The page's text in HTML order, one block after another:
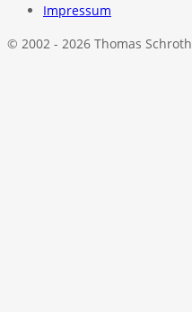
Impressum
© 2002 - 2026 Thomas Schroth